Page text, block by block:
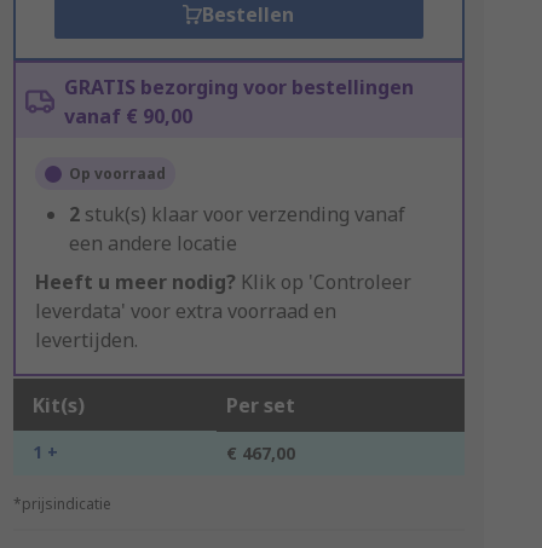
Bestellen
GRATIS bezorging voor bestellingen
vanaf € 90,00
Op voorraad
2 stuk(s) klaar voor verzending vanaf
een andere locatie
Heeft u meer nodig? Klik op 'Controleer
leverdata' voor extra voorraad en
levertijden.
Kit(s) Per set
1 + € 467,00
*prijsindicatie